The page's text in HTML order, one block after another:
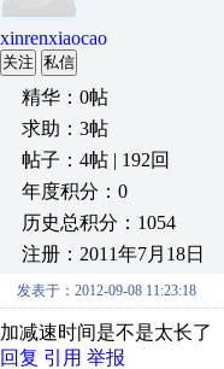
xinrenxiaocao
关注 私信
精华：0帖
求助：3帖
帖子：4帖 | 192回
年度积分：0
历史总积分：1054
注册：2011年7月18日
发表于：2012-09-08 11:23:18
加减速时间是不是太长了
回复 引用 举报